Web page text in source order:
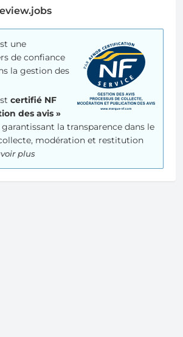
une
de confiance
la gestion des
certifié NF
des avis »
garantissant la transparence dans le
modération et restitution
plus